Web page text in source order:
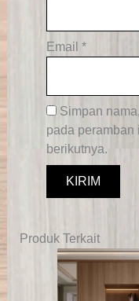
Email *
Simpan
pada peramban
berikutnya.
Produk Terkait